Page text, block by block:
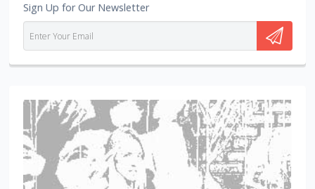
Sign Up for Our Newsletter